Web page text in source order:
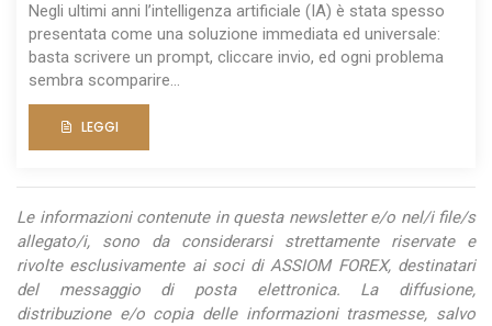
Negli ultimi anni l’intelligenza artificiale (IA) è stata spesso
presentata come una soluzione immediata ed universale:
basta scrivere un prompt, cliccare invio, ed ogni problema
sembra scomparire...
LEGGI
Le informazioni contenute in questa newsletter e/o nel/i file/s
allegato/i, sono da considerarsi strettamente riservate e
rivolte esclusivamente ai soci di ASSIOM FOREX, destinatari
del messaggio di posta elettronica. La diffusione,
distribuzione e/o copia delle informazioni trasmesse, salvo